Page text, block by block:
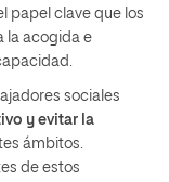
papel clave que los
la acogida e
sociales
y evitar la
ámbitos.
de estos